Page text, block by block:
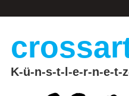
K-ü-n-s-t-l-e-r-n-e-t-